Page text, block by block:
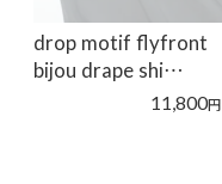
drop motif flyfront
bijou drape shi…
11,800円